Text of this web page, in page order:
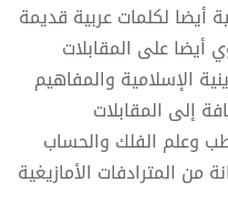
أيضا لكلمات عربية قديمة
أيضا على المقابلات
الإسلامية والمفاهيم
إلى المقابلات
وعلم الفلك والحساب
من المترادفات الأمازيغية